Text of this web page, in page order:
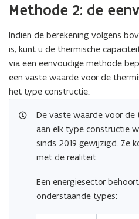
i
t
i
e
)
d
f
i
n
t
e
)
n
e
f
i
n
i
Methode 2: de
Indien de berekening volgens
is, kunt u de thermische
via een eenvoudige methode
een vaste waarde voor de
het type constructie.
De vaste waarde voor de
aan elk type constructie
sinds 2019 gewijzigd. Ze
met de realiteit.
Een energiesector
onderstaande types:
links)
rechts)